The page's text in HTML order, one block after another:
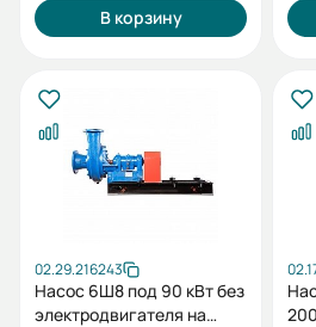
В корзину
02.29.216243
Насос 6Ш8 под 90 кВт без
электродвигателя на